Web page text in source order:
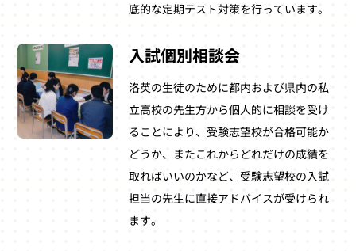
底的な定期テスト対策を行っています。
入試個別相談会
洛英の生徒のために都内および県内の私
立高校の先生方から個人的に相談を受け
ることにより、受験志望校が合格可能か
どうか、またこれからどれだけの成績を
取ればいいのかなど、受験志望校の入試
担当の先生に直接アドバイスが受けられ
ます。